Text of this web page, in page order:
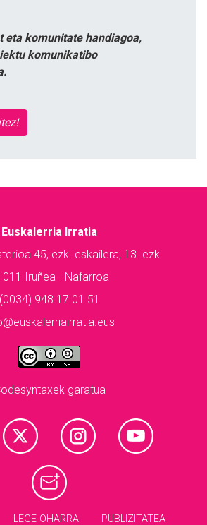
eta komunitate handiagoa,
komunikatibo
Euskalerria Irratia
45, ezk. eskailera, 13. ezk.
Iruñea - Nafarroa
(0034) 948 17 01 51
garatua
LEGE OHARRA PUBLIZITATEA